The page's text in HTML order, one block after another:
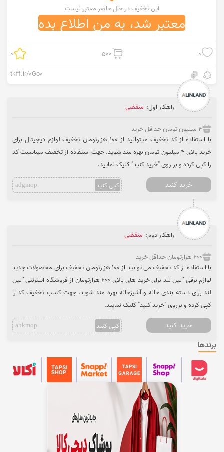
این تخفیف در حال حاضر معتبر نیست
معتبر شد، به من اطلاع بده
0
500
0
tkff.ir/0Go0
راهکار اول: منقضی
4 میلیون تومان حداقل خرید
با استفاده از کد تخفیف میتوانید از 100 هزارتومان تخفیف لوازم دیجیتال برای
خرید بالای 4 میلیون تومان بهره مند شوید. جهت استفاده از تخفیف میبایست کد
را کپی کرده و بر روی "خرید کنید" کلیک نمایید.
خرید کنید کپی کنید adgmop
راهکار دوم: منقضی
600 هزارتومان حداقل خرید
با استفاده از کد تخفیف می توانید از 100 هزارتومان تخفیف برای محصولات جدید
لوازم برقی آلین لند برای خرید های بالای 600 هزارتومان از فروشگاه اینترنتی آلین
لند برای دسته بندی خانه و آشپزخانه بهره مند شوید. جهت کسب تخفیف کد را
کپی کرده و برروی "خرید کنید" کلیک نمایید.
خرید کنید کپی کنید ahkmop
برندها